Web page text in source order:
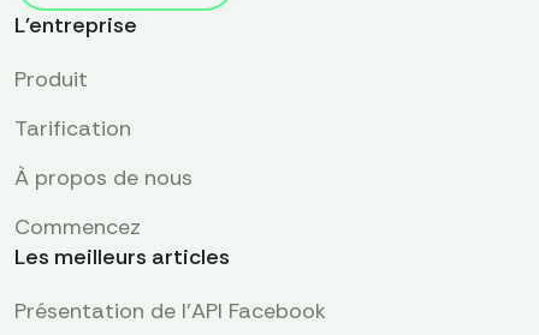
L'entreprise
Produit
Tarification
À propos de nous
Commencez
Les meilleurs articles
Présentation de l'API Facebook